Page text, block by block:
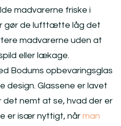
madvarerne friske i
gør de lufttætte låg det
madvarerne uden at
eller lækage.
Bodums opbevaringsglas
design. Glassene er lavet
det nemt at se, hvad der er
er især nyttigt, når man